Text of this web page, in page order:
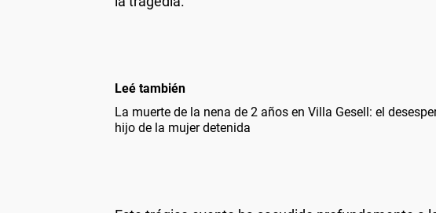
Leé también
La muerte de la nena de 2 años en Villa Gesell: el
hijo de la mujer detenida